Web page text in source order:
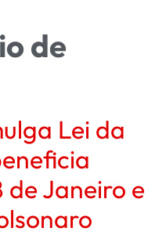
de
Lei da
de Janeiro e